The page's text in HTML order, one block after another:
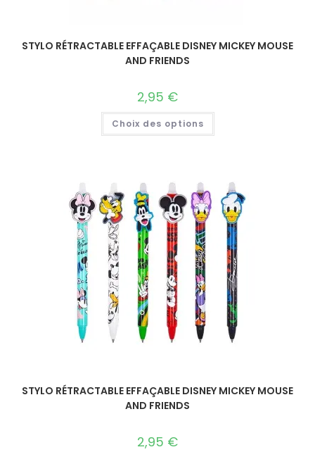
STYLO RÉTRACTABLE EFFAÇABLE DISNEY MICKEY MOUSE
AND FRIENDS
2,95 €
Choix des options
STYLO RÉTRACTABLE EFFAÇABLE DISNEY MICKEY MOUSE
AND FRIENDS
2,95 €